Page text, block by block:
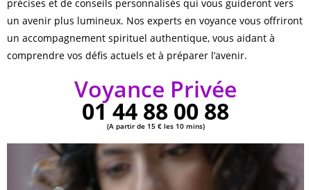
précises et de conseils personnalisés qui vous guideront vers
un avenir plus lumineux. Nos experts en voyance vous offriront
un accompagnement spirituel authentique, vous aidant à
comprendre vos défis actuels et à préparer l’avenir.
Voyance Privée
01 44 88 00 88
(A partir de 15 € les 10 mins)